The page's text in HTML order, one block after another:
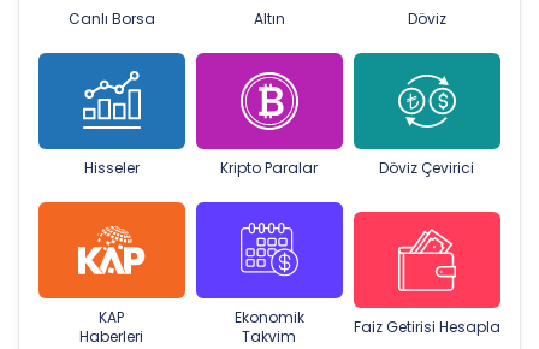
Canlı Borsa Altın Döviz
Hisseler Kripto Paralar Döviz Çevirici
KAP
Haberleri
Ekonomik
Takvim
Faiz Getirisi Hesapla